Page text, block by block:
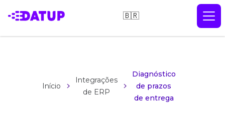
🇧🇷
Início
Integrações
de ERP
Diagnóstico
de prazos
de entrega